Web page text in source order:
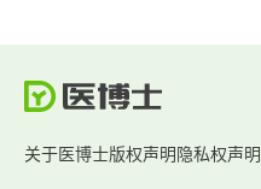
关于医博士版权声明隐私权声明